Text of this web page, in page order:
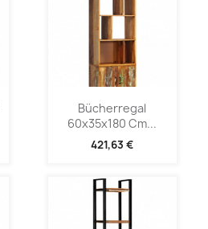
Bücherregal
60x35x180 Cm...
421,63 €